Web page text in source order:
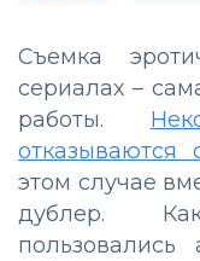
Съемка
сериалах –
работы.
отказываются
этом случае
дублер.